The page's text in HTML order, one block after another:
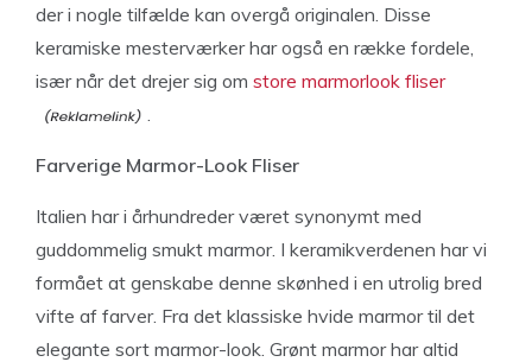
der i nogle tilfælde kan overgå originalen. Disse
keramiske mesterværker har også en række fordele,
især når det drejer sig om store marmorlook fliser
.
Farverige Marmor-Look Fliser
Italien har i århundreder været synonymt med
guddommelig smukt marmor. I keramikverdenen har vi
formået at genskabe denne skønhed i en utrolig bred
vifte af farver. Fra det klassiske hvide marmor til det
elegante sort marmor-look. Grønt marmor har altid